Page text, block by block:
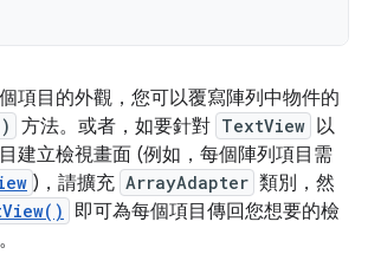
項目的外觀，您可以覆寫陣列中物件的
方法。或者，如要針對 TextView 以
建立檢視畫面 (例如，每個陣列項目需
)，請擴充 ArrayAdapter 類別，然
即可為每個項目傳回您想要的檢